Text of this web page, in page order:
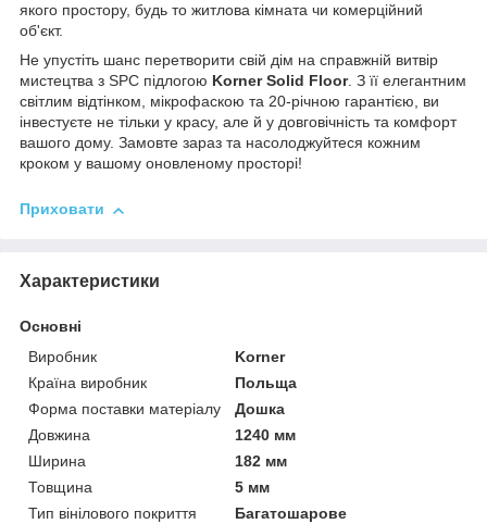
якого простору, будь то житлова кімната чи комерційний
об'єкт.
Не упустіть шанс перетворити свій дім на справжній витвір
мистецтва з SPC підлогою Korner Solid Floor. З її елегантним
світлим відтінком, мікрофаскою та 20-річною гарантією, ви
інвестуєте не тільки у красу, але й у довговічність та комфорт
вашого дому. Замовте зараз та насолоджуйтеся кожним
кроком у вашому оновленому просторі!
Приховати
Характеристики
Основні
Виробник
Korner
Країна виробник
Польща
Форма поставки матеріалу
Дошка
Довжина
1240 мм
Ширина
182 мм
Товщина
5 мм
Тип вінілового покриття
Багатошарове